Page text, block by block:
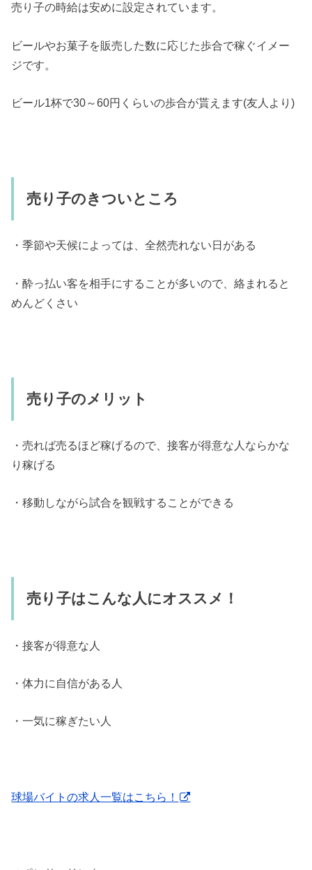
売り子の時給は安めに設定されています。
ビールやお菓子を販売した数に応じた歩合で稼ぐイメー
ジです。
ビール1杯で30～60円くらいの歩合が貰えます(友人より)
売り子のきついところ
・季節や天候によっては、全然売れない日がある
・酔っ払い客を相手にすることが多いので、絡まれると
めんどくさい
売り子のメリット
・売れば売るほど稼げるので、接客が得意な人ならかな
り稼げる
・移動しながら試合を観戦することができる
売り子はこんな人にオススメ！
・接客が得意な人
・体力に自信がある人
・一気に稼ぎたい人
球場バイトの求人一覧はこちら！